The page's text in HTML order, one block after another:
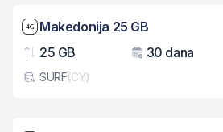
Brzina mreže: 4G
Makedonija 25 GB
Podaci
25 GB
Važenje
30 dana
Tip eSIM kartice
SURF(CY)